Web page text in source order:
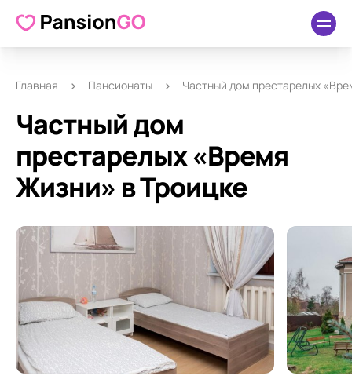
О пансионате Удобства Отзывы
Главная Пансионаты Частный дом престарелых
Частный дом
престарелых «Время
Жизни» в Троицке